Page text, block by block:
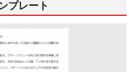
プレート